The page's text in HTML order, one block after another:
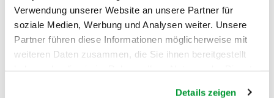
Verwendung unserer Website an unsere Partner für
soziale Medien, Werbung und Analysen weiter. Unsere
Partner führen diese Informationen möglicherweise mit
weiteren Daten zusammen, die Sie ihnen bereitgestellt
Details zeigen